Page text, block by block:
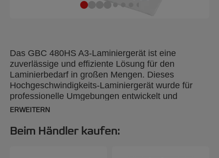
Das GBC 480HS A3-Laminiergerät ist eine
zuverlässige und effiziente Lösung für den
Laminierbedarf in großen Mengen. Dieses
Hochgeschwindigkeits-Laminiergerät wurde für
professionelle Umgebungen entwickelt und
verbindet Leistung mit Benutzerfreundlichkeit.
die Laminierzeit um 33 % mit GBC-
ERWEITERN
Beim Händler kaufen: